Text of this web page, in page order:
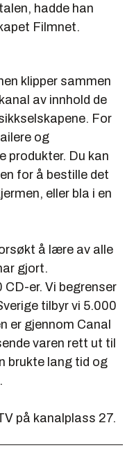
hadde han
Filmnet.
klipper sammen
av innhold de
For
og
produkter. Du kan
for å bestille det
eller bla i en
å lære av alle
gjort.
er. Vi begrenser
tilbyr vi 5.000
er gjennom Canal
varen rett ut til
brukte lang tid og
på kanalplass 27.